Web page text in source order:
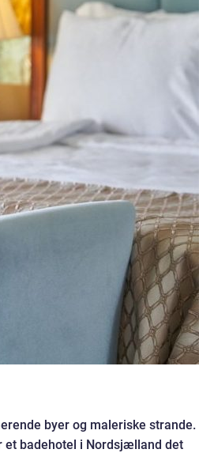
byer og maleriske strande.
badehotel i Nordsjælland det